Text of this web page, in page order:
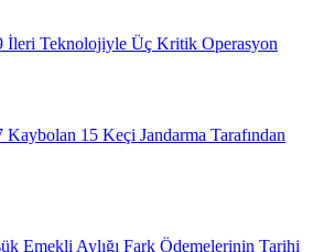
İleri Teknolojiyle Üç Kritik Operasyon
Kaybolan 15 Keçi Jandarma Tarafından
Emekli Aylığı Fark Ödemelerinin Tarihi